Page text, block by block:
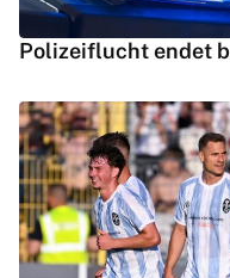
Polizeiflucht endet